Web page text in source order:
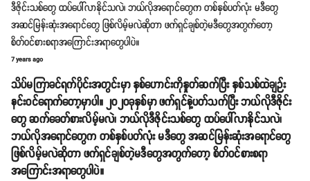
ဒီဇိုင်းသစ်တွေ ထပ်ပေါ်လာနိုင်သလဲ၊ ဘယ်လိုအရောင်တွေက တစ်နှစ်ပတ်လုံး မဒီတွေ
အဆင်မြန်းဆုံးအရောင်တွေ ဖြစ်လိမ့်မလဲဆိုတာ ဖက်ရှင်ချစ်တဲ့မဒီတွေအတွက်တော့
စိတ်ဝင်စားစရာအကြောင်းအရာတွေပါပဲ။
7 years ago
သိပ်မကြာခင်ရက်ပိုင်းအတွင်းမှာ နှစ်ဟောင်းကိုနှုတ်ဆက်ပြီး နှစ်သစ်ထဲချဉ်း
နင်းဝင်ရောက်တော့မှာပါ။ ၂၀၂ဝခုနှစ်မှာ ဖက်ရှင်နဲ့ပတ်သက်ပြီး ဘယ်လိုဒီဇိုင်း
တွေ ဆက်ခေတ်စားလိမ့်မလဲ၊ ဘယ်လိုဒီဇိုင်းသစ်တွေ ထပ်ပေါ်လာနိုင်သလဲ၊
ဘယ်လိုအရောင်တွေက တစ်နှစ်ပတ်လုံး မဒီတွေ အဆင်မြန်းဆုံးအရောင်တွေ
ဖြစ်လိမ့်မလဲဆိုတာ ဖက်ရှင်ချစ်တဲ့မဒီတွေအတွက်တော့ စိတ်ဝင်စားစရာ
အကြောင်းအရာတွေပါပဲ။